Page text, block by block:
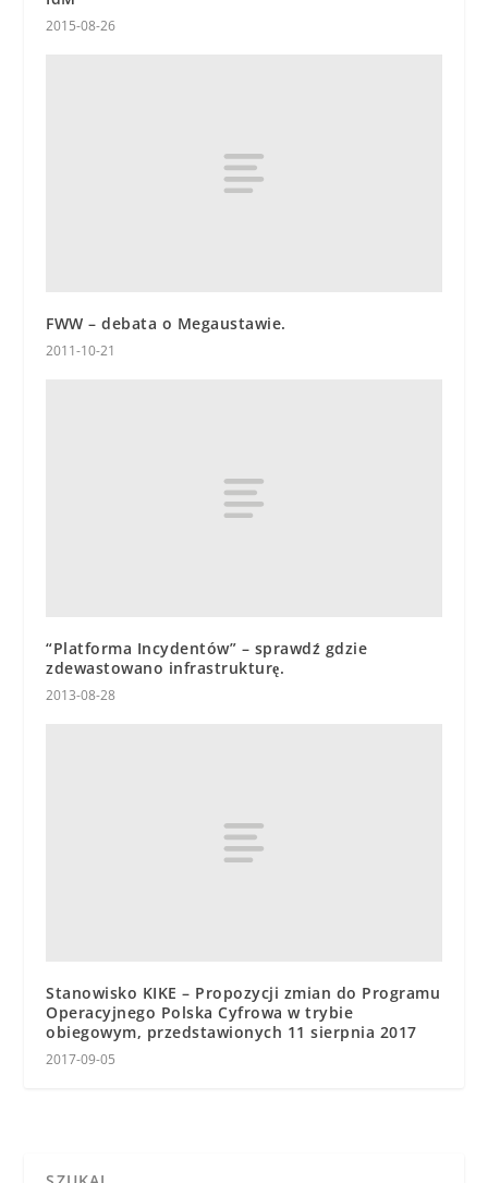
2015-08-26
FWW – debata o Megaustawie.
2011-10-21
“Platforma Incydentów” – sprawdź gdzie
zdewastowano infrastrukturę.
2013-08-28
Stanowisko KIKE – Propozycji zmian do Programu
Operacyjnego Polska Cyfrowa w trybie
obiegowym, przedstawionych 11 sierpnia 2017
2017-09-05